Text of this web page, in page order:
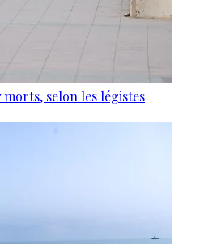
morts, selon les légistes